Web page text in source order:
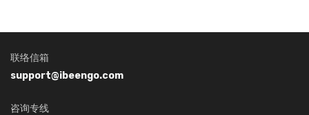
联络信箱
support@ibeengo.com
咨询专线